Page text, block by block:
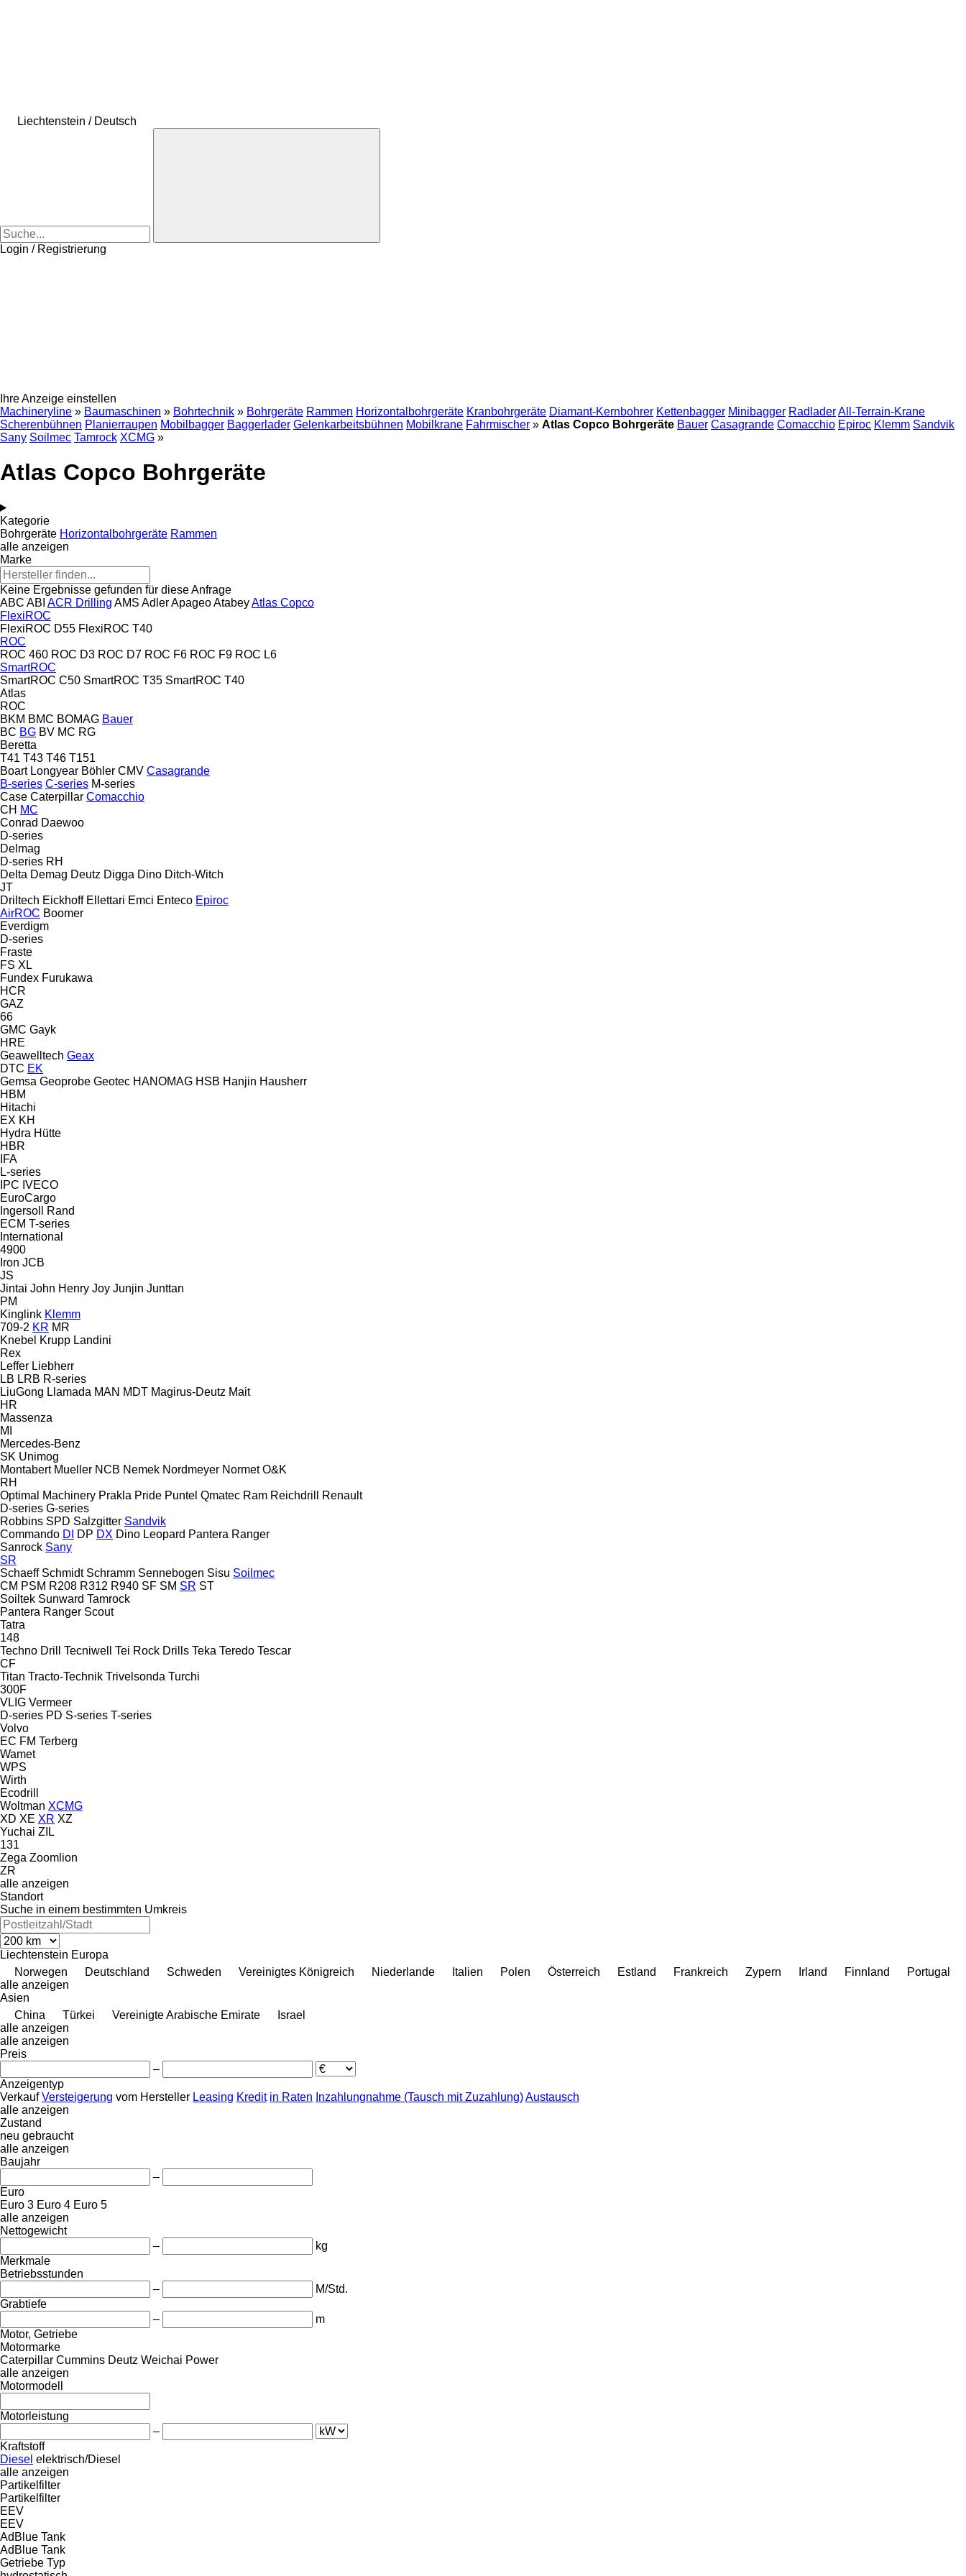
Liechtenstein / Deutsch
Login / Registrierung
Ihre Anzeige einstellen
Machineryline » Baumaschinen » Bohrtechnik » Bohrgeräte Rammen Horizontalbohrgeräte Kranbohrgeräte Diamant-Kernbohrer Kettenbagger Minibagger RadladerAll-Terrain-Krane
Scherenbühnen Planierraupen Mobilbagger Baggerlader Gelenkarbeitsbühnen Mobilkrane Fahrmischer » Atlas Copco Bohrgeräte Bauer Casagrande Comacchio Epiroc Klemm Sandvik
Sany Soilmec Tamrock XCMG »
Atlas Copco Bohrgeräte
Kategorie
Bohrgeräte Horizontalbohrgeräte Rammen
alle anzeigen
Marke
Keine Ergebnisse gefunden für diese Anfrage
ABC ABI ACR Drilling AMS AdlerApageoAtabeyAtlas Copco
FlexiROC
FlexiROC D55 FlexiROC T40
ROC
ROC 460 ROC D3 ROC D7 ROC F6 ROC F9 ROC L6
SmartROC
SmartROC C50 SmartROC T35 SmartROC T40
Atlas
ROC
BKM BMC BOMAG Bauer
BC BG BV MC RG
Beretta
T41 T43 T46 T151
Boart Longyear Böhler CMV Casagrande
B-series C-series M-series
Case Caterpillar Comacchio
CH MC
Conrad Daewoo
D-series
Delmag
D-series RH
Delta Demag Deutz Digga Dino Ditch-Witch
JT
Driltech Eickhoff Ellettari Emci Enteco Epiroc
AirROC Boomer
Everdigm
D-series
Fraste
FS XL
Fundex Furukawa
HCR
GAZ
66
GMC Gayk
HRE
Geawelltech Geax
DTC EK
Gemsa Geoprobe Geotec HANOMAG HSB Hanjin Hausherr
HBM
Hitachi
EX KH
Hydra Hütte
HBR
IFA
L-series
IPC IVECO
EuroCargo
Ingersoll Rand
ECM T-series
International
4900
Iron JCB
JS
Jintai John Henry Joy Junjin Junttan
PM
Kinglink Klemm
709-2 KR MR
Knebel Krupp Landini
Rex
Leffer Liebherr
LB LRB R-series
LiuGong Llamada MAN MDT Magirus-Deutz Mait
HR
Massenza
MI
Mercedes-Benz
SK Unimog
Montabert Mueller NCB Nemek Nordmeyer Normet O&K
RH
Optimal Machinery Prakla Pride Puntel Qmatec Ram Reichdrill
Renault
D-series G-series
Robbins SPD Salzgitter Sandvik
Commando DI DP DX Dino Leopard Pantera Ranger
Sanrock Sany
SR
Schaeff Schmidt Schramm Sennebogen Sisu Soilmec
CM PSM R208 R312 R940 SF SM SR ST
Soiltek Sunward Tamrock
Pantera Ranger Scout
Tatra
148
Techno Drill
Tecniwell Tei Rock Drills Teka Teredo Tescar
CF
Titan Tracto-Technik Trivelsonda Turchi
300F
VLIG Vermeer
D-series PD S-series T-series
Volvo
EC FM Terberg
Wamet
WPS
Wirth
Ecodrill
Woltman XCMG
XD XE XR XZ
Yuchai ZIL
131
Zega Zoomlion
ZR
alle anzeigen
Standort
Suche in einem bestimmten Umkreis
Liechtenstein Europa
Norwegen
Deutschland Schweden Vereinigtes Königreich Niederlande Italien Polen Österreich Estland Frankreich Zypern Irland Finnland
Portugal
alle anzeigen
Asien
China
Türkei Vereinigte Arabische Emirate
Israel
alle anzeigen
alle anzeigen
Preis
–
Anzeigentyp
Verkauf Versteigerung vom Hersteller Leasing Kredit in Raten Inzahlungnahme (Tausch mit Zuzahlung)Austausch
alle anzeigen
Zustand
neu gebraucht
alle anzeigen
Baujahr
–
Euro
Euro 3 Euro 4 Euro 5
alle anzeigen
Nettogewicht
–
kg
Merkmale
Betriebsstunden
–
M/Std.
Grabtiefe
–
m
Motor, Getriebe
Motormarke
Caterpillar Cummins Deutz Weichai Power
alle anzeigen
Motormodell
Motorleistung
–
Kraftstoff
Diesel elektrisch/Diesel
alle anzeigen
Partikelfilter
Partikelfilter
EEV
EEV
AdBlue Tank
AdBlue Tank
Getriebe Typ